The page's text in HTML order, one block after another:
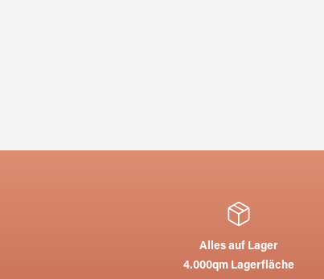
Alles auf Lager
4.000qm Lagerfläche